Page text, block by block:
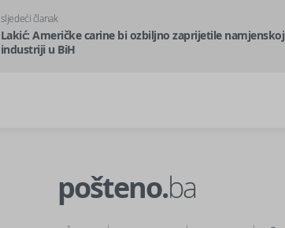
sljedeći članak
Lakić: Američke carine bi ozbiljno zaprijetile namjenskoj
industriji u BiH
pošteno.ba